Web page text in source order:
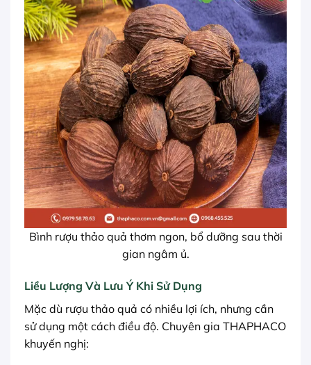
Bình rượu thảo quả thơm ngon, bổ dưỡng sau thời
gian ngâm ủ.
Liều Lượng Và Lưu Ý Khi Sử Dụng
Mặc dù rượu thảo quả có nhiều lợi ích, nhưng cần
sử dụng một cách điều độ. Chuyên gia THAPHACO
khuyến nghị: